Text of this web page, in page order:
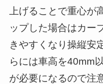
上げることで重心が
ップした場合はカー
きやすくなり操縦安
らには車高を40mm
が必要になるので注